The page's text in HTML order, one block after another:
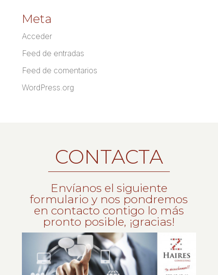
Meta
Acceder
Feed de entradas
Feed de comentarios
WordPress.org
CONTACTA
Envíanos el siguiente
formulario y nos pondremos
en contacto contigo lo más
pronto posible, ¡gracias!